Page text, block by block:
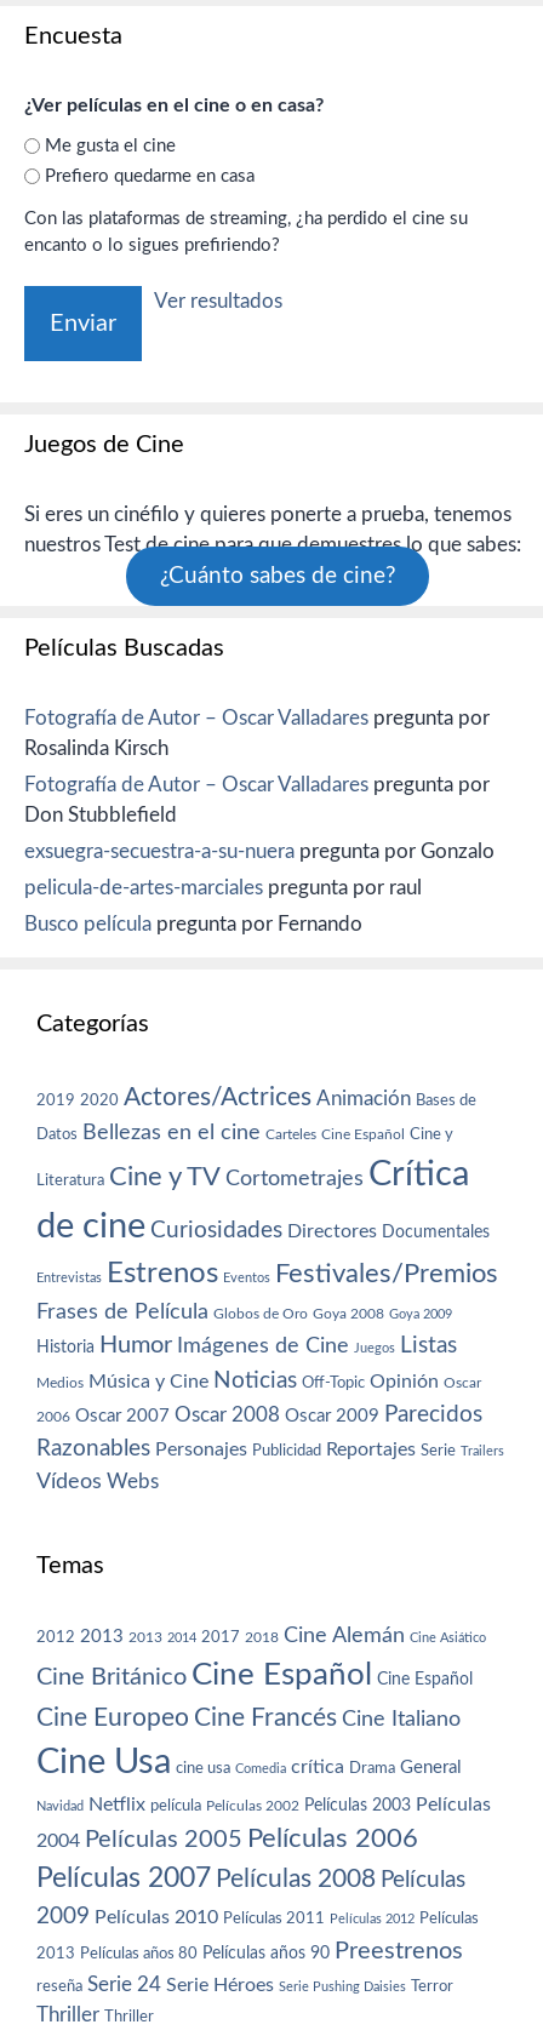
Encuesta
¿Ver películas en el cine o en casa?
Me gusta el cine
Prefiero quedarme en casa
Con las plataformas de streaming, ¿ha perdido el cine su
encanto o lo sigues prefiriendo?
Ver resultados
Juegos de Cine
Si eres un cinéfilo y quieres ponerte a prueba, tenemos
nuestros Test de cine para que demuestres lo que sabes:
¿Cuánto sabes de cine?
Películas Buscadas
Fotografía de Autor – Oscar Valladares pregunta por
Rosalinda Kirsch
Fotografía de Autor – Oscar Valladares pregunta por
Don Stubblefield
exsuegra-secuestra-a-su-nuera pregunta por Gonzalo
pelicula-de-artes-marciales pregunta por raul
Busco película pregunta por Fernando
Categorías
2019 2020 Actores/Actrices Animación Bases de
Datos Bellezas en el cine Carteles Cine Español Cine y
Literatura Cine y TV Cortometrajes Crítica
de cine Curiosidades Directores Documentales
Entrevistas Estrenos Eventos Festivales/Premios
Frases de Película Globos de Oro Goya 2008 Goya 2009
Historia Humor Imágenes de Cine Juegos Listas
Medios Música y Cine Noticias Off-Topic Opinión Oscar
2006 Oscar 2007 Oscar 2008 Oscar 2009 Parecidos
Razonables Personajes Publicidad Reportajes Serie Trailers
Vídeos Webs
Temas
2012 2013 2013 2014 2017 2018 Cine Alemán Cine Asiático
Cine Británico Cine Español Cine Español
Cine Europeo Cine Francés Cine Italiano
Cine Usa cine usa Comedia crítica Drama General
Navidad Netflix película Películas 2002 Películas 2003 Películas
2004 Películas 2005 Películas 2006
Películas 2007 Películas 2008 Películas
2009 Películas 2010 Películas 2011 Películas 2012 Películas
2013 Películas años 80 Películas años 90 Preestrenos
reseña Serie 24 Serie Héroes Serie Pushing Daisies Terror
Thriller Thriller